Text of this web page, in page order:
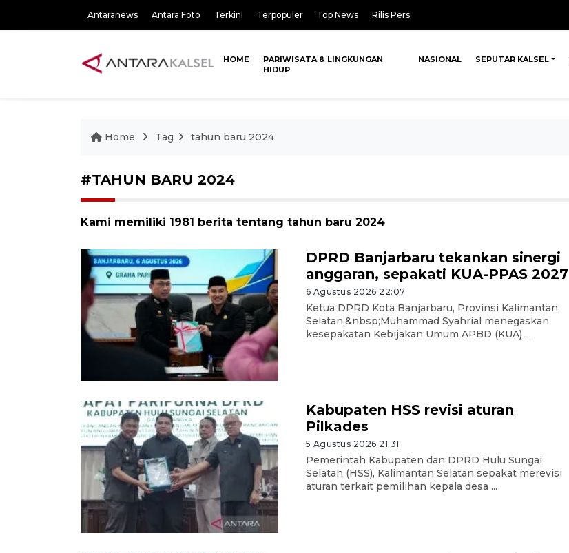
Antaranews Antara Foto Terkini Terpopuler Top News Rilis Pers
HOME
PARIWISATA & LINGKUNGAN
HIDUP
NASIONAL SEPUTAR KALSEL
Home Tag tahun baru 2024
#TAHUN BARU 2024
Kami memiliki 1981 berita tentang tahun baru 2024
DPRD Banjarbaru tekankan sinergi
anggaran, sepakati KUA-PPAS 2027
6 Agustus 2026 22:07
Ketua DPRD Kota Banjarbaru, Provinsi Kalimantan
Selatan,&nbsp;Muhammad Syahrial menegaskan
kesepakatan Kebijakan Umum APBD (KUA) ...
Kabupaten HSS revisi aturan
Pilkades
5 Agustus 2026 21:31
Pemerintah Kabupaten dan DPRD Hulu Sungai
Selatan (HSS), Kalimantan Selatan sepakat merevisi
aturan terkait pemilihan kepala desa ...